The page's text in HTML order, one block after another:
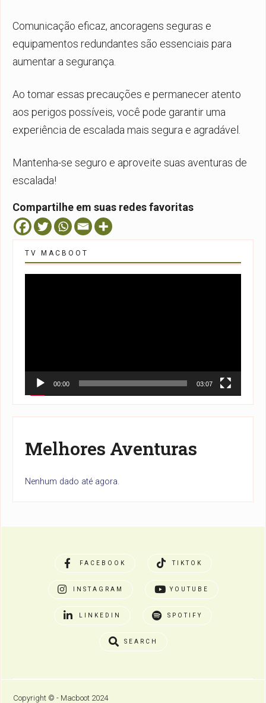
Comunicação eficaz, ancoragens seguras e
equipamentos redundantes são essenciais para
aumentar a segurança.
Ao tomar essas precauções e permanecer atento
aos perigos possíveis, você pode garantir uma
experiência de escalada mais segura e agradável.
Mantenha-se seguro e aproveite suas aventuras de
escalada!
Compartilhe em suas redes favoritas
TV MACBOOT
00:00 03:07
Melhores Aventuras
Nenhum dado até agora.
FACEBOOK TIKTOK
INSTAGRAM YOUTUBE
LINKEDIN SPOTIFY
SEARCH
Copyright © - Macboot 2024